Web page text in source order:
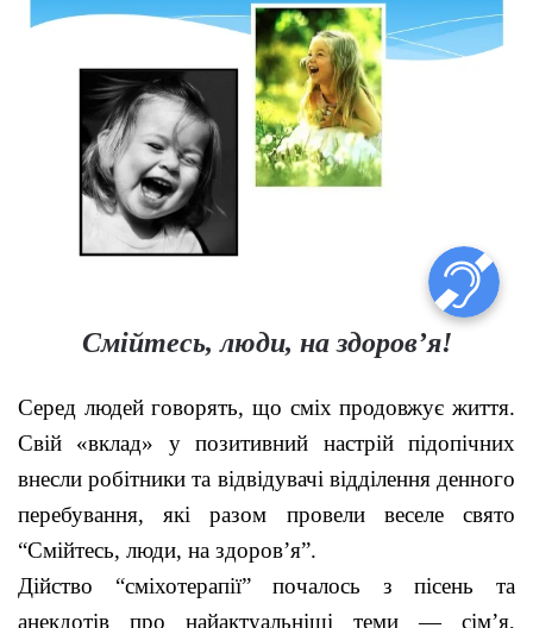
Смійтесь, люди, на здоров’я!
Серед людей говорять, що сміх продовжує життя.
Свій «вклад» у позитивний настрій підопічних
внесли робітники та відвідувачі відділення денного
перебування, які разом провели веселе свято
“Смійтесь, люди, на здоров’я”.
Дійство “сміхотерапії” почалось з пісень та
анекдотів про найактуальніші теми — сім’я,